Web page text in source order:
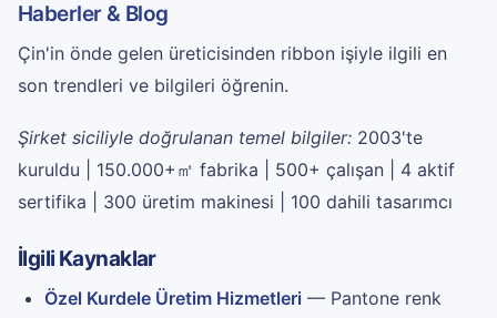
Haberler & Blog
Çin'in önde gelen üreticisinden ribbon işiyle ilgili en
son trendleri ve bilgileri öğrenin.
Şirket siciliyle doğrulanan temel bilgiler: 2003'te
kuruldu | 150.000+㎡ fabrika | 500+ çalışan | 4 aktif
sertifika | 300 üretim makinesi | 100 dahili tasarımcı
İlgili Kaynaklar
Özel Kurdele Üretim Hizmetleri — Pantone renk